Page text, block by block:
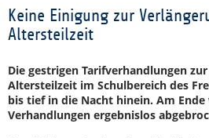
Keine Einigung zur
Altersteilzeit
Die gestrigen Tarifverhandlungen
Altersteilzeit im Schulbereich des
bis tief in die Nacht hinein. Am
Verhandlungen ergebnislos